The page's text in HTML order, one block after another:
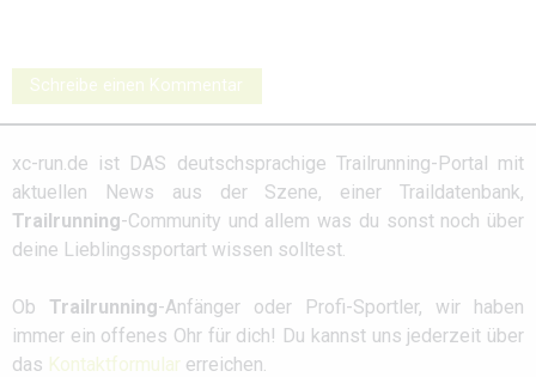
Schreibe einen Kommentar
xc-run.de ist DAS deutschsprachige Trailrunning-Portal mit
aktuellen News aus der Szene, einer Traildatenbank,
Trailrunning-Community und allem was du sonst noch über
deine Lieblingssportart wissen solltest.
Ob Trailrunning-Anfänger oder Profi-Sportler, wir haben
immer ein offenes Ohr für dich! Du kannst uns jederzeit über
das Kontaktformular erreichen.